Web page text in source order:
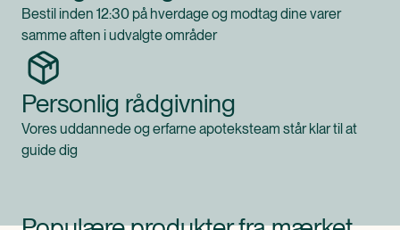
Bestil inden 12:30 på hverdage og modtag dine varer
samme aften i udvalgte områder
Personlig rådgivning
Vores uddannede og erfarne apoteksteam står klar til at
guide dig